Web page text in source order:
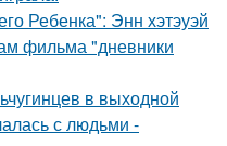
Ребенка": Энн хэтэуэй
фильма "дневники
в выходной
с людьми -